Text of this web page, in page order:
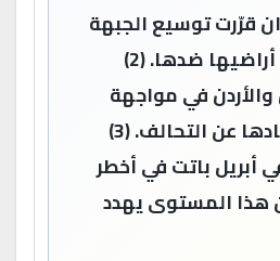
إيران قرّرت توسيع الجبهة
ردّاً على استخدام أراضيها ضدها. (2)
في مواجهة
مباشرة رغم ابتعادها عن التحالف. (3)
باتت في أخطر
المستوى يهدد